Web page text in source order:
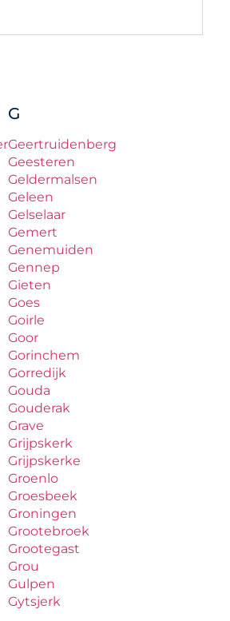
G
Geertruidenberg
Geesteren
Geldermalsen
Geleen
Gelselaar
Gemert
Genemuiden
Gennep
Gieten
Goes
Goirle
Goor
Gorinchem
Gorredijk
Gouda
Gouderak
Grave
Grijpskerk
Grijpskerke
Groenlo
Groesbeek
Groningen
Grootebroek
Grootegast
Grou
Gulpen
Gytsjerk